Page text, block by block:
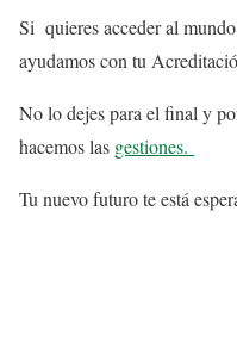
Si quieres acceder al
ayudamos con tu
No lo dejes para el final y
hacemos las gestiones.
Tu nuevo futuro te está